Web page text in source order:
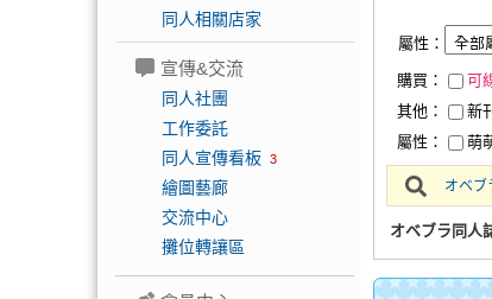
同人相關店家
宣傳&交流
同人社團
工作委託
同人宣傳看板 3
繪圖藝廊
交流中心
攤位轉讓區
屬性：
購買： 可
其他：
新刊
屬性：
萌
オベブ
オベブラ同人